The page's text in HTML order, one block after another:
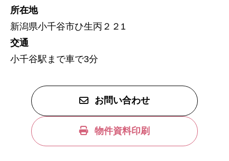
所在地
新潟県小千谷市ひ生丙２２1
交通
小千谷駅まで車で3分
お問い合わせ
物件資料印刷